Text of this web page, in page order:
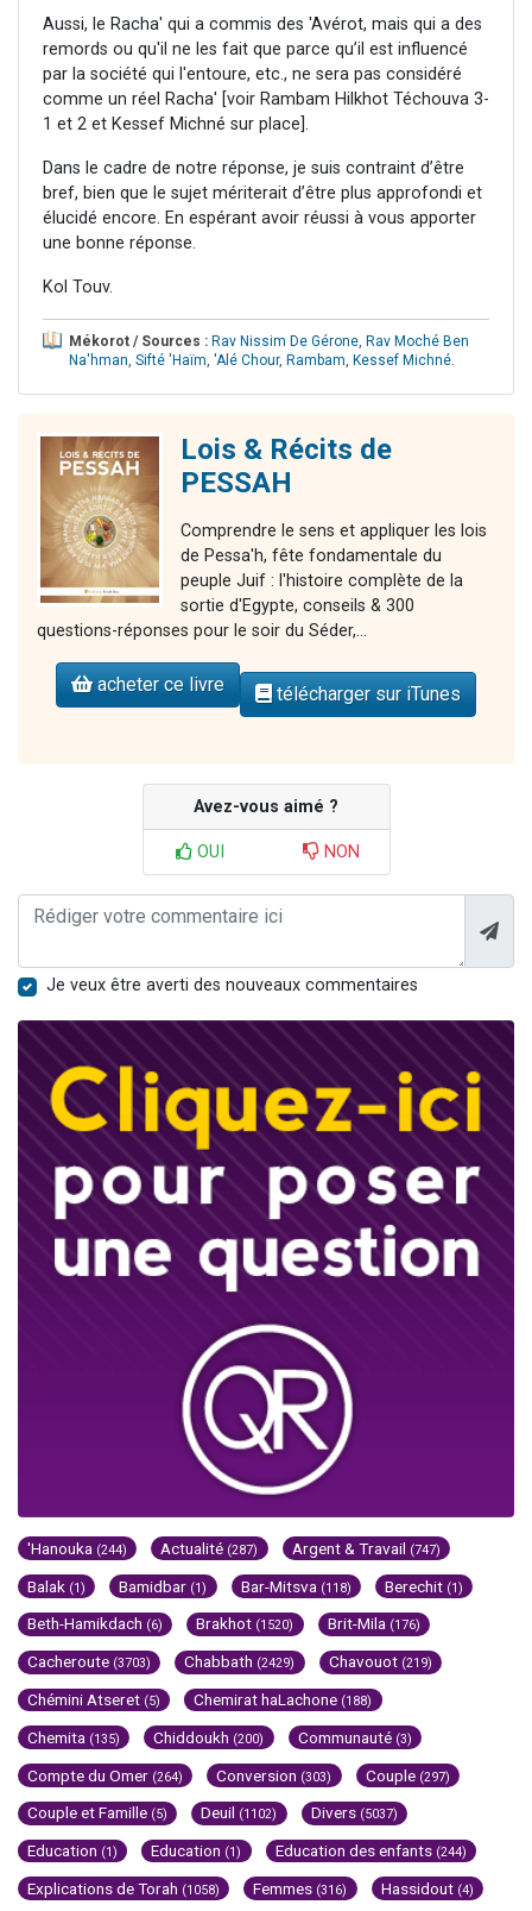
Aussi, le Racha' qui a commis des 'Avérot, mais qui a des
remords ou qu'il ne les fait que parce qu’il est influencé
par la société qui l'entoure, etc., ne sera pas considéré
comme un réel Racha' [voir Rambam Hilkhot Téchouva 3-
1 et 2 et Kessef Michné sur place].
Dans le cadre de notre réponse, je suis contraint d’être
bref, bien que le sujet mériterait d’être plus approfondi et
élucidé encore. En espérant avoir réussi à vous apporter
une bonne réponse.
Kol Touv.
Mékorot / Sources : Rav Nissim De Gérone, Rav Moché Ben
Na'hman, Sifté 'Haïm, 'Alé Chour, Rambam, Kessef Michné.
Lois & Récits de
PESSAH
Comprendre le sens et appliquer les lois
de Pessa'h, fête fondamentale du
peuple Juif : l'histoire complète de la
sortie d'Egypte, conseils & 300
questions-réponses pour le soir du Séder,...
acheter ce livre télécharger sur iTunes
Avez-vous aimé ?
OUI NON
Je veux être averti des nouveaux commentaires
'Hanouka (244) Actualité (287) Argent & Travail (747)
Balak (1) Bamidbar (1) Bar-Mitsva (118) Berechit (1)
Beth-Hamikdach (6) Brakhot (1520) Brit-Mila (176)
Cacheroute (3703) Chabbath (2429) Chavouot (219)
Chémini Atseret (5) Chemirat haLachone (188)
Chemita (135) Chiddoukh (200) Communauté (3)
Compte du Omer (264) Conversion (303) Couple (297)
Couple et Famille (5) Deuil (1102) Divers (5037)
Education (1) Education (1) Education des enfants (244)
Explications de Torah (1058) Femmes (316) Hassidout (4)